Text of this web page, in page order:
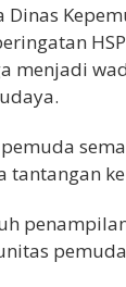
Dinas
menjadi
tantangan